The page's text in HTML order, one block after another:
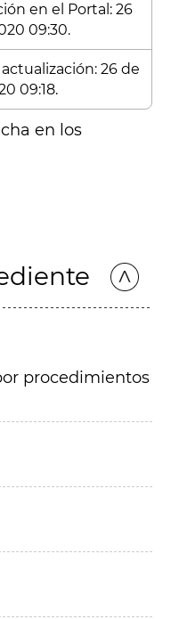
en el Portal: 26
09:30.
26 de
09:18.
en los
procedimientos